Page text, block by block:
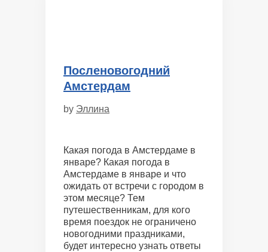
Посленовогодний
Амстердам
by Эллина
Какая погода в Амстердаме в
январе? Какая погода в
Амстердаме в январе и что
ожидать от встречи с городом в
этом месяце? Тем
путешественникам, для кого
время поездок не ограничено
новогодними праздниками,
будет интересно узнать ответы